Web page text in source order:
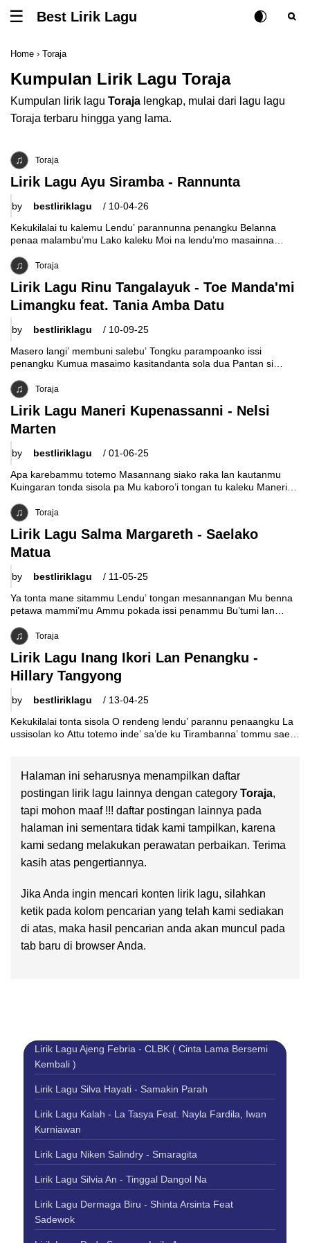
Tombol untuk membuka atau menutup menu
Best Lirik Lagu Rubah Posisi
Tombol
Home › Toraja
Kumpulan Lirik Lagu Toraja
Kumpulan lirik lagu Toraja lengkap, mulai dari lagu lagu
Toraja terbaru hingga yang lama.
Toraja
Lirik Lagu Ayu Siramba - Rannunta
by bestliriklagu / 10-04-26
Kekukilalai tu kalemu Lendu’ parannunna penangku Belanna
penaa malambu’mu Lako kaleku Moi na lendu’mo masainna
Toraja
Lirik Lagu Rinu Tangalayuk - Toe Manda'mi
Limangku feat. Tania Amba Datu
by bestliriklagu / 10-09-25
Masero langi’ membuni salebu’ Tongku parampoanko issi
penangku Kumua masaimo kasitandanta sola dua Pantan si
Toraja
Lirik Lagu Maneri Kupenassanni - Nelsi
Marten
by bestliriklagu / 01-06-25
Apa karebammu totemo Masannang siako raka lan kautanmu
Kuingaran tonda sisola pa Mu kaboro’i tongan tu kaleku Maneri
Toraja
Lirik Lagu Salma Margareth - Saelako
Matua
by bestliriklagu / 11-05-25
Ya tonta mane sitammu Lendu’ tongan mesannangan Mu benna
petawa mammi’mu Ammu pokada issi penammu Bu’tumi lan
Toraja
Lirik Lagu Inang Ikori Lan Penangku -
Hillary Tangyong
by bestliriklagu / 13-04-25
Kekukilalai tonta sisola O rendeng lendu’ parannu penaangku La
ussisolan ko Attu totemo inde’ sa’de ku Tirambanna’ tommu sae
Halaman ini seharusnya menampilkan daftar
postingan lirik lagu lainnya dengan category Toraja,
tapi mohon maaf !!! daftar postingan lainnya pada
halaman ini sementara tidak kami tampilkan, karena
kami sedang melakukan perawatan perbaikan. Terima
kasih atas pengertiannya.
Jika Anda ingin mencari konten lirik lagu, silahkan
ketik pada kolom pencarian yang telah kami sediakan
di atas, maka hasil pencarian anda akan muncul pada
tab baru di browser Anda.
Lirik Lagu Ajeng Febria - CLBK ( Cinta Lama Bersemi
Kembali )
Lirik Lagu Silva Hayati - Samakin Parah
Lirik Lagu Kalah - La Tasya Feat. Nayla Fardila, Iwan
Kurniawan
Lirik Lagu Niken Salindry - Smaragita
Lirik Lagu Silvia An - Tinggal Dangol Na
Lirik Lagu Dermaga Biru - Shinta Arsinta Feat
Sadewok